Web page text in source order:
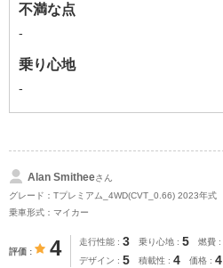
不満な点
-
乗り心地
-
Alan Smitheeさん
グレード：Tプレミアム_4WD(CVT_0.66) 2023年式
乗車形式：マイカー
評価 4 走行性能 3 乗り心地 5 燃費
デザイン 5 積載性 4 価格 4